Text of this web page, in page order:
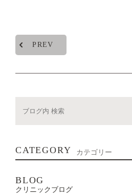
PREV
CATEGORY カテゴリー
BLOG
クリニックブログ